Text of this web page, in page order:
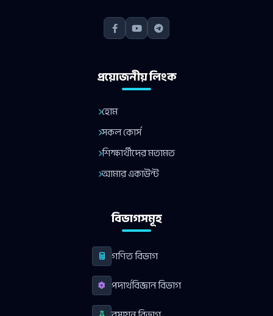
প্রয়োজনীয় লিংক
হোম
সকল কোর্স
শিক্ষার্থীদের মতামত
আমার একাউন্ট
বিভাগসমূহ
গণিত বিভাগ
পদার্থবিজ্ঞান বিভাগ